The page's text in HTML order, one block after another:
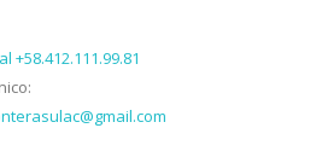
+58.412.111.99.81